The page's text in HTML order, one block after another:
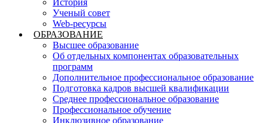
История
Ученый совет
Web-ресурсы
ОБРАЗОВАНИЕ
Высшее образование
Об отдельных компонентах образовательных
программ
Дополнительное профессиональное образование
Подготовка кадров высшей квалификации
Среднее профессиональное образование
Профессиональное обучение
Инклюзивное образование